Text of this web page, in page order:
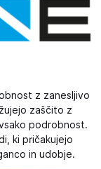
z zanesljivo
zaščito z
podrobnost.
ki pričakujejo
in udobje.